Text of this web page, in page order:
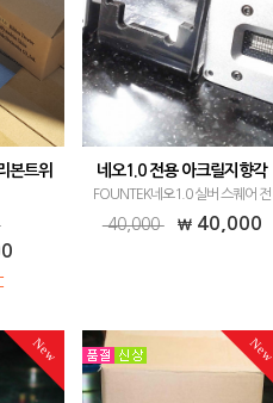
본트위
트위터
네오1.0 전용 아크릴지향각
FOUNTEK네오1.0 실버 스퀘어 전
용 아크릴지향각입니다. 가격:
40,000 40,000
New New